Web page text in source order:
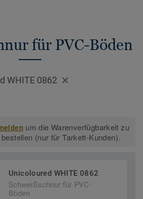
für PVC-Böden
WHITE 0862
um die Warenverfügbarkeit zu
(nur für Tarkett-Kunden).
Unicoloured WHITE 0862
Schweißschnur für PVC-
Böden